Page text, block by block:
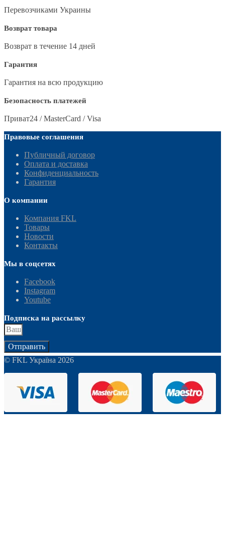
Перевозчиками Украины
Возврат товара
Возврат в течение 14 дней
Гарантия
Гарантия на всю продукцию
Безопасность платежей
Приват24 / MasterCard / Visa
Правовые соглашения
Публичный договор
Оплата и доставка
Конфиденциальность
Гарантия
О компании
Компания FKL
Товары
Новости
Контакты
Мы в соцсетях
Facebook
Instagram
Youtube
Подписка на рассылку
Отправить
© FKL Україна 2026